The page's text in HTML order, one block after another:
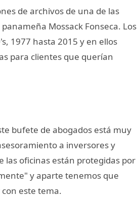
de archivos de una de las
Mossack Fonseca. Los
1977 hasta 2015 y en ellos
para clientes que querían
bufete de abogados está muy
a inversores y
las oficinas están protegidas por
y aparte tenemos que
este tema.